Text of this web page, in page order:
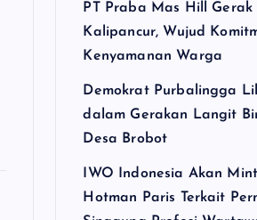
PT Praba Mas Hill
Kalipancur, Wujud
Kenyamanan Warga
Demokrat Purbalingga
dalam Gerakan Langit
Desa Brobot
IWO Indonesia Akan
Hotman Paris Terkait